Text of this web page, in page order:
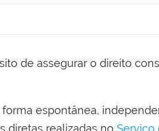
espontânea,